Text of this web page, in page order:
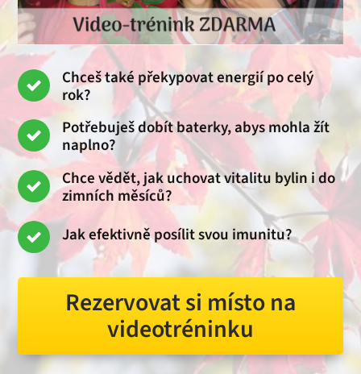
Chceš také překypovat energií po celý
rok?
Potřebuješ dobít baterky, abys mohla žít
naplno?
Chce vědět, jak uchovat vitalitu bylin i do
zimních měsíců?
Jak efektivně posílit svou imunitu?
Rezervovat si místo na
videotréninku